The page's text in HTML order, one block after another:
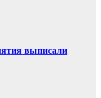
выписали